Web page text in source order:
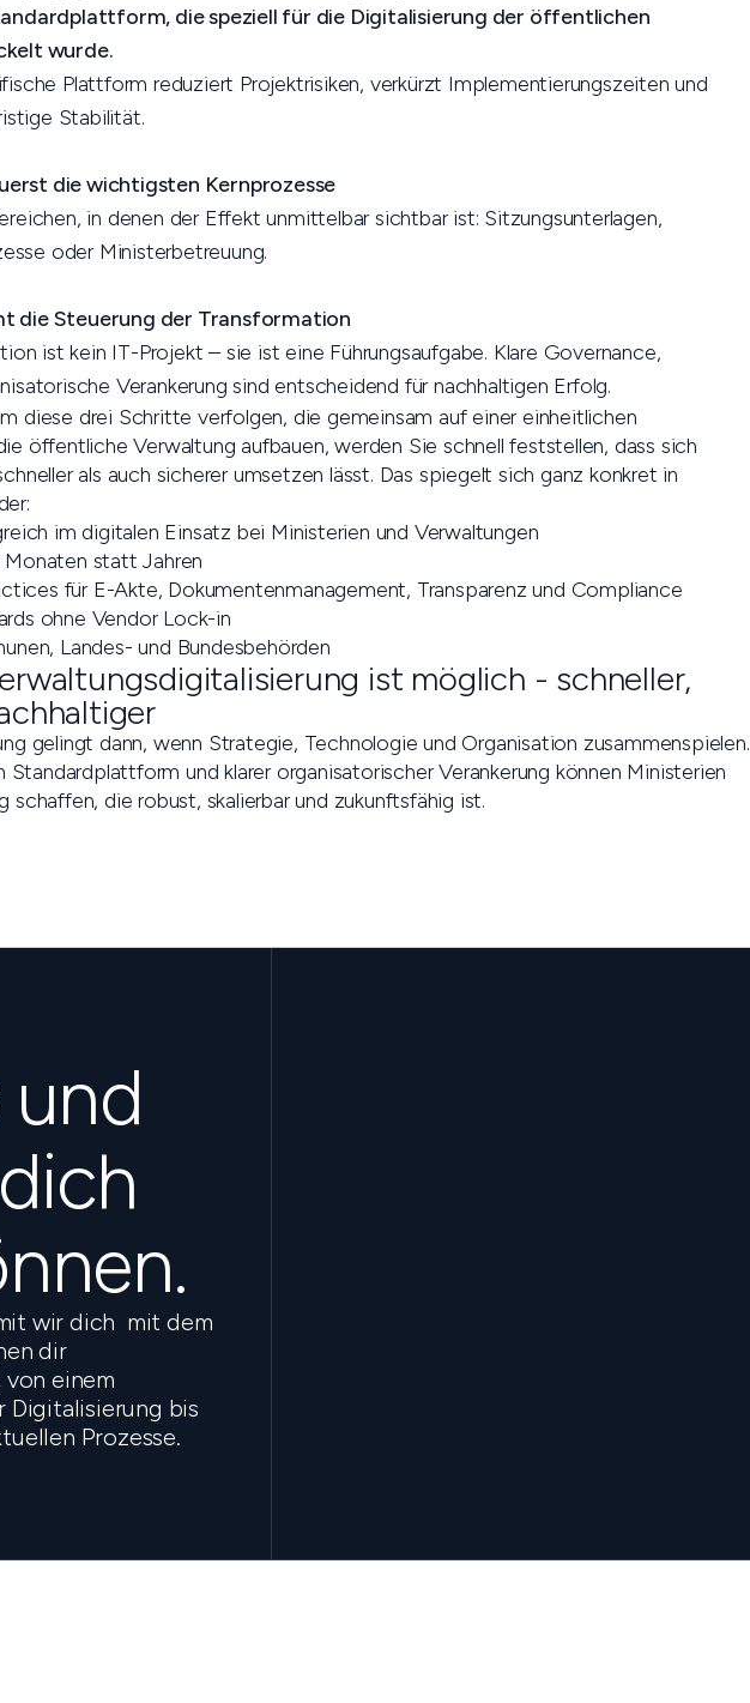
die speziell für die Digitalisierung der öffentlichen
wurde.
Plattform reduziert Projektrisiken, verkürzt Implementierungszeiten und
Stabilität.
die wichtigsten Kernprozesse
in denen der Effekt unmittelbar sichtbar ist: Sitzungsunterlagen,
oder Ministerbetreuung.
die Steuerung der Transformation
ist kein IT-Projekt – sie ist eine Führungsaufgabe. Klare Governance,
Verankerung sind entscheidend für nachhaltigen Erfolg.
diese drei Schritte verfolgen, die gemeinsam auf einer einheitlichen
öffentliche Verwaltung aufbauen, werden Sie schnell feststellen, dass sich
als auch sicherer umsetzen lässt. Das spiegelt sich ganz konkret in
im digitalen Einsatz bei Ministerien und Verwaltungen
statt Jahren
für E-Akte, Dokumentenmanagement, Transparenz und Compliance
ohne Vendor Lock-in
Landes- und Bundesbehörden
ist möglich - schneller,
gelingt dann, wenn Strategie, Technologie und Organisation zusammenspielen.
und klarer organisatorischer Verankerung können Ministerien
schaffen, die robust, skalierbar und zukunftsfähig ist.
wir dich mit dem
dir
einem
Digitalisierung bis
Prozesse.